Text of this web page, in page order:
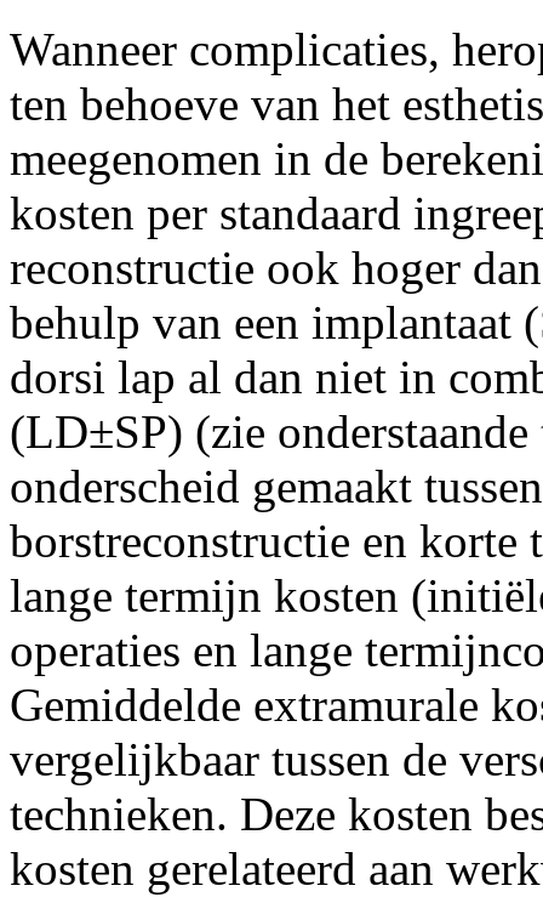
Wanneer complicaties,
ten behoeve van het
meegenomen in de
kosten per standaard
reconstructie ook hoger
behulp van een implantaat
dorsi lap al dan niet in
(LD±SP) (zie
onderscheid gemaakt
borstreconstructie en
lange termijn kosten
operaties en lange
Gemiddelde extramurale
vergelijkbaar tussen de
technieken. Deze kosten
kosten gerelateerd aan